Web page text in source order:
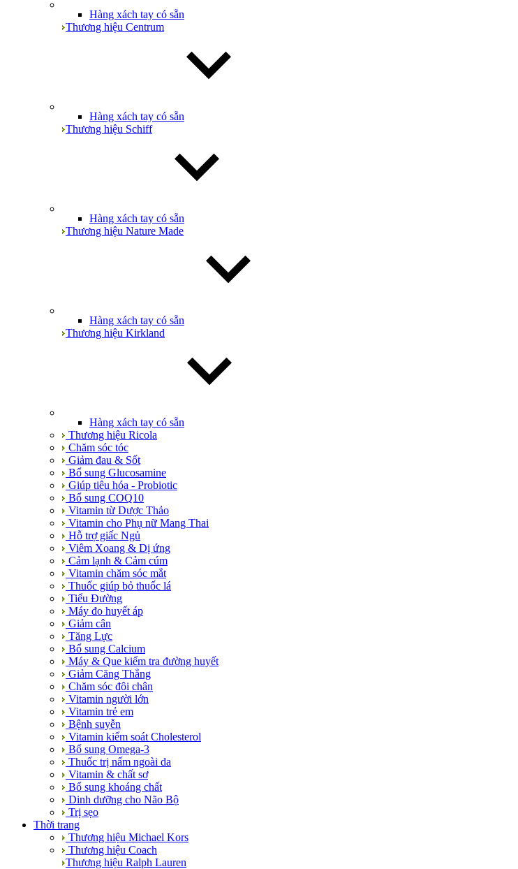
Hàng xách tay có sẵn
Thương hiệu Centrum
Hàng xách tay có sẵn
Thương hiệu Schiff
Hàng xách tay có sẵn
Thương hiệu Nature Made
Hàng xách tay có sẵn
Thương hiệu Kirkland
Hàng xách tay có sẵn
Thương hiệu Ricola
Chăm sóc tóc
Giảm đau & Sốt
Bổ sung Glucosamine
Giúp tiêu hóa - Probiotic
Bổ sung COQ10
Vitamin từ Dược Thảo
Vitamin cho Phụ nữ Mang Thai
Hỗ trợ giấc Ngủ
Viêm Xoang & Dị ứng
Cảm lạnh & Cảm cúm
Vitamin chăm sóc mắt
Thuốc giúp bỏ thuốc lá
Tiểu Đường
Máy đo huyết áp
Giảm cân
Tăng Lực
Bổ sung Calcium
Máy & Que kiểm tra đường huyết
Giảm Căng Thẳng
Chăm sóc đôi chân
Vitamin người lớn
Vitamin trẻ em
Bệnh suyễn
Vitamin kiểm soát Cholesterol
Bổ sung Omega-3
Thuốc trị nấm ngoài da
Vitamin & chất sơ
Bổ sung khoáng chất
Dinh dưỡng cho Não Bộ
Trị sẹo
Thời trang
Thương hiệu Michael Kors
Thương hiệu Coach
Thương hiệu Ralph Lauren